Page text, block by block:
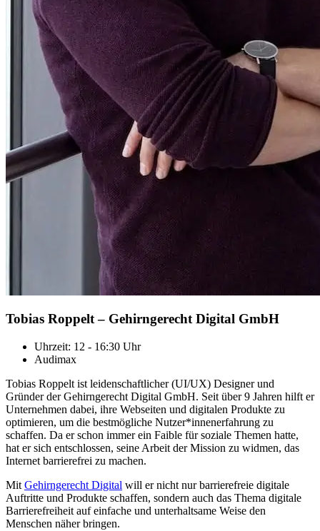
Tobias Roppelt – Gehirngerecht Digital GmbH
Uhrzeit: 12 - 16:30 Uhr
Audimax
Tobias Roppelt ist leidenschaftlicher (UI/UX) Designer und
Gründer der Gehirngerecht Digital GmbH. Seit über 9 Jahren hilft er
Unternehmen dabei, ihre Webseiten und digitalen Produkte zu
optimieren, um die bestmögliche Nutzer*innenerfahrung zu
schaffen. Da er schon immer ein Faible für soziale Themen hatte,
hat er sich entschlossen, seine Arbeit der Mission zu widmen, das
Internet barrierefrei zu machen.
Mit Gehirngerecht Digital will er nicht nur barrierefreie digitale
Auftritte und Produkte schaffen, sondern auch das Thema digitale
Barrierefreiheit auf einfache und unterhaltsame Weise den
Menschen näher bringen.